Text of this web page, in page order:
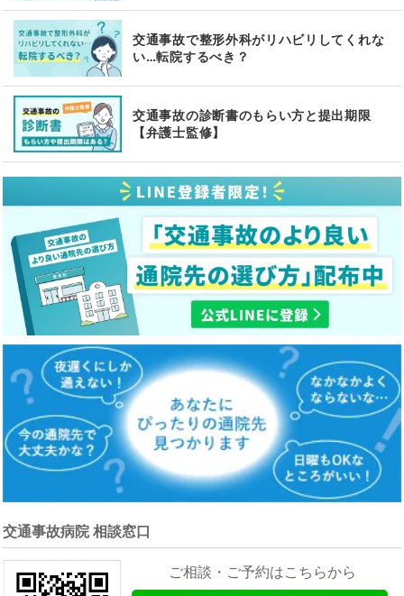
交通事故で整形外科がリハビリしてくれな
い…転院するべき？
交通事故の診断書のもらい方と提出期限
【弁護士監修】
交通事故病院 相談窓口
ご相談・ご予約はこちらから